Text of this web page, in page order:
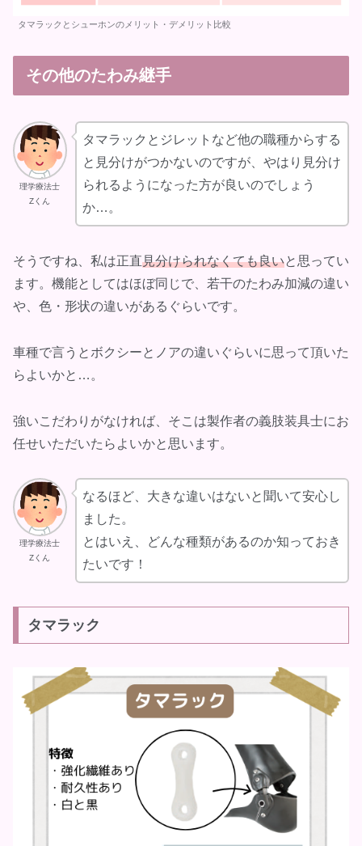
タマラックとシューホンのメリット・デメリット比較
その他のたわみ継手
理学療法士
Zくん
タマラックとジレットなど他の職種からする
と見分けがつかないのですが、やはり見分け
られるようになった方が良いのでしょう
か…。
そうですね、私は正直見分けられなくても良いと思ってい
ます。機能としてはほぼ同じで、若干のたわみ加減の違い
や、色・形状の違いがあるぐらいです。
車種で言うとボクシーとノアの違いぐらいに思って頂いた
らよいかと…。
強いこだわりがなければ、そこは製作者の義肢装具士にお
任せいただいたらよいかと思います。
理学療法士
Zくん
なるほど、大きな違いはないと聞いて安心し
ました。
とはいえ、どんな種類があるのか知っておき
たいです！
タマラック